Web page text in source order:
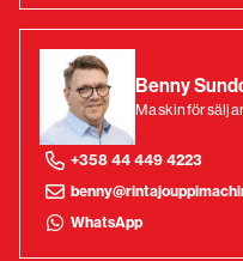
Benny
+358 44 449 4223
WhatsApp